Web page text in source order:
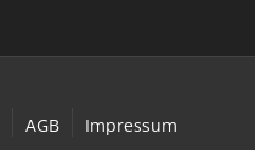
AGB
Impressum